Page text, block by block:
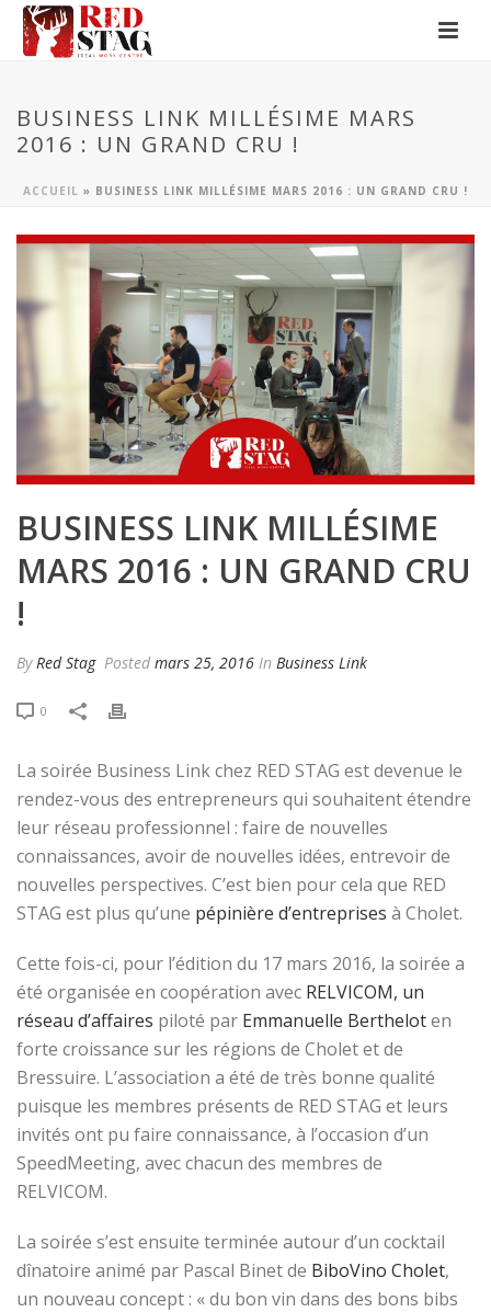
BUSINESS LINK MILLÉSIME MARS
2016 : UN GRAND CRU !
ACCUEIL » BUSINESS LINK MILLÉSIME MARS 2016 : UN GRAND CRU !
BUSINESS LINK MILLÉSIME
MARS 2016 : UN GRAND CRU
!
By Red Stag Posted mars 25, 2016 In Business Link
0
La soirée Business Link chez RED STAG est devenue le
rendez-vous des entrepreneurs qui souhaitent étendre
leur réseau professionnel : faire de nouvelles
connaissances, avoir de nouvelles idées, entrevoir de
nouvelles perspectives. C’est bien pour cela que RED
STAG est plus qu’une pépinière d’entreprises à Cholet.
Cette fois-ci, pour l’édition du 17 mars 2016, la soirée a
été organisée en coopération avec RELVICOM, un
réseau d’affaires piloté par Emmanuelle Bertheloten
forte croissance sur les régions de Cholet et de
Bressuire. L’association a été de très bonne qualité
puisque les membres présents de RED STAG et leurs
invités ont pu faire connaissance, à l’occasion d’un
SpeedMeeting, avec chacun des membres de
RELVICOM.
La soirée s’est ensuite terminée autour d’un cocktail
dînatoire animé par Pascal Binet de BiboVino Cholet,
un nouveau concept : « du bon vin dans des bons bibs